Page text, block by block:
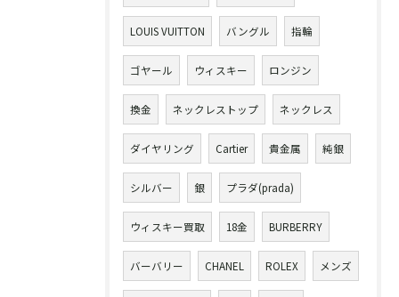
LOUIS VUITTON バングル 指輪
ゴヤール ウィスキー ロンジン
換金 ネックレストップ ネックレス
ダイヤリング Cartier 貴金属 純銀
シルバー 銀 プラダ(prada)
ウィスキー買取 18金 BURBERRY
バーバリー CHANEL ROLEX メンズ